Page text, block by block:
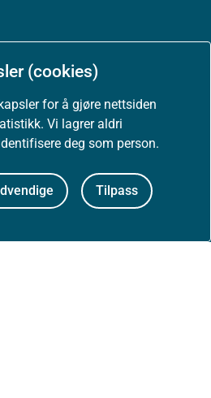
(cookies)
for å gjøre nettsiden
Vi lagrer aldri
deg som person.
Tilpass